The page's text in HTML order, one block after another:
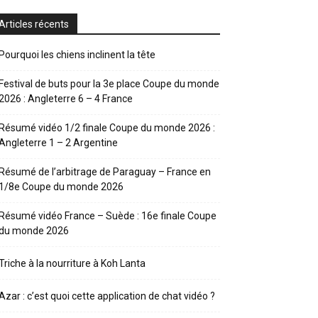
récents
les chiens inclinent la tête
de buts pour la 3e place Coupe du monde
: Angleterre 6 – 4 France
vidéo 1/2 finale Coupe du monde 2026 :
1 – 2 Argentine
de l’arbitrage de Paraguay – France en
8e Coupe du monde 2026
vidéo France – Suède : 16e finale Coupe
monde 2026
à la nourriture à Koh Lanta
: c’est quoi cette application de chat vidéo ?